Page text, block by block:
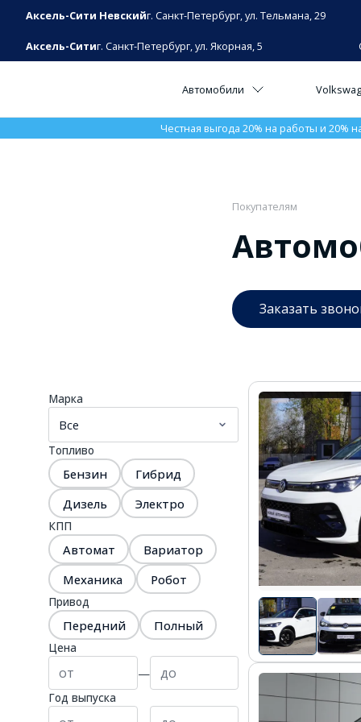
Аксель-Сити Невскийг. Санкт-Петербург, ул. Тельмана, 29
Аксель-Ситиг. Санкт-Петербург, ул. Якорная, 5
Автомобили
Честная выгода 20% на работы и 20%
Покупателям
Заказать
Марка
Топливо
Бензин
Гибрид
Дизель
Электро
КПП
Автомат
Вариатор
Механика
Робот
Привод
Передний Полный
Цена
—
Год выпуска